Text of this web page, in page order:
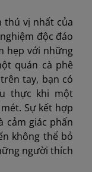
thú vị nhất của
độc đáo
hẹp với những
quán cà phê
tay, bạn có
thực khi một
Sự kết hợp
cảm giác phấn
không thể bỏ
người thích